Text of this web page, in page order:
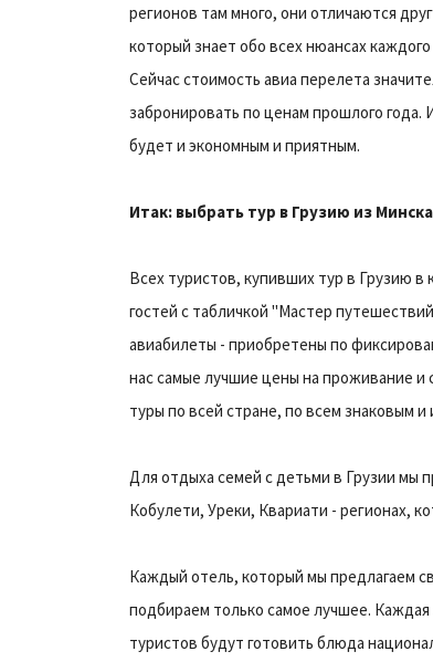
регионов там много, они отличаются
который знает обо всех нюансах
Сейчас стоимость авиа перелета
забронировать по ценам прошлого года.
будет и экономным и приятным.
Итак: выбрать тур в Грузию из
Всех туристов, купивших тур в Грузию
гостей с табличкой "Мастер
авиабилеты - приобретены по
нас самые лучшие цены на проживание
туры по всей стране, по всем знаковым
Для отдыха семей с детьми в Грузии мы
Кобулети, Уреки, Квариати - регионах,
Каждый отель, который мы предлагаем
подбираем только самое лучшее.
туристов будут готовить блюда